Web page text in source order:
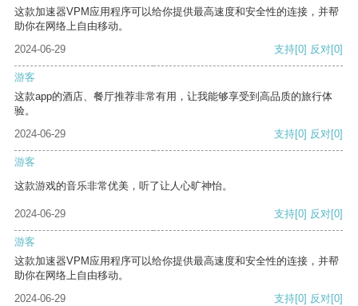
这款加速器VPM应用程序可以给你提供最高速度和安全性的连接，并帮
助你在网络上自由移动。
2024-06-29
支持[0] 反对[0]
游客
这款app的酒店、餐厅推荐非常有用，让我能够享受到高品质的旅行体
验。
2024-06-29
支持[0] 反对[0]
游客
这款游戏的音乐非常优美，听了让人心旷神怡。
2024-06-29 支持[0] 反对[0]
游客
这款加速器VPM应用程序可以给你提供最高速度和安全性的连接，并帮
助你在网络上自由移动。
2024-06-29
支持[0] 反对[0]